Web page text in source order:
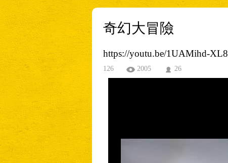
奇幻大冒險
https://youtu.be/1UAMihd-XL8
126 2005 26